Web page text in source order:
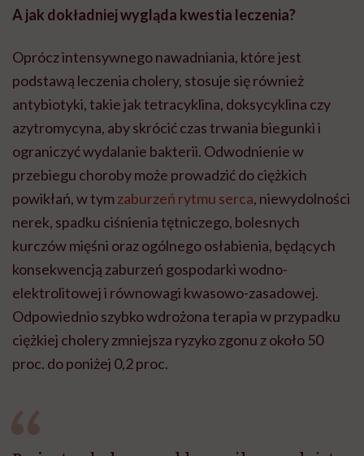
A jak dokładniej wygląda kwestia leczenia?
Oprócz intensywnego nawadniania, które jest
podstawą leczenia cholery, stosuje się również
antybiotyki, takie jak tetracyklina, doksycyklina czy
azytromycyna, aby skrócić czas trwania biegunki i
ograniczyć wydalanie bakterii. Odwodnienie w
przebiegu choroby może prowadzić do ciężkich
powikłań, w tymzaburzeń rytmu serca, niewydolności
nerek, spadku ciśnienia tętniczego, bolesnych
kurczów mięśni oraz ogólnego osłabienia, będących
konsekwencją zaburzeń gospodarki wodno-
elektrolitowej i równowagi kwasowo-zasadowej.
Odpowiednio szybko wdrożona terapia w przypadku
ciężkiej cholery zmniejsza ryzyko zgonu z około 50
proc. do poniżej 0,2 proc.